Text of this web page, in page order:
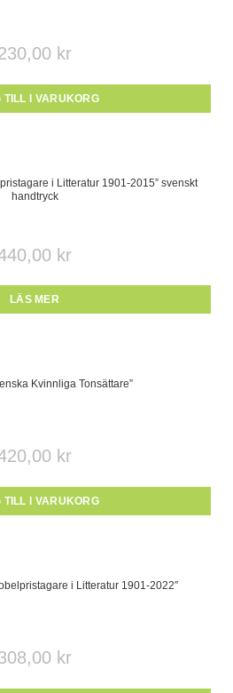
kr
TILL I VARUKORG
i Litteratur 1901-2015” svenskt
handtryck
kr
LÄS MER
Kvinnliga Tonsättare”
kr
TILL I VARUKORG
i Litteratur 1901-2022″
kr